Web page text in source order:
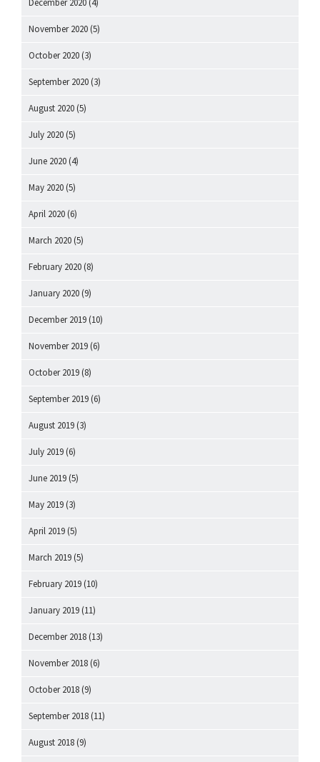
December 2020 (4)
November 2020 (5)
October 2020 (3)
September 2020 (3)
August 2020 (5)
July 2020 (5)
June 2020 (4)
May 2020 (5)
April 2020 (6)
March 2020 (5)
February 2020 (8)
January 2020 (9)
December 2019 (10)
November 2019 (6)
October 2019 (8)
September 2019 (6)
August 2019 (3)
July 2019 (6)
June 2019 (5)
May 2019 (3)
April 2019 (5)
March 2019 (5)
February 2019 (10)
January 2019 (11)
December 2018 (13)
November 2018 (6)
October 2018 (9)
September 2018 (11)
August 2018 (9)